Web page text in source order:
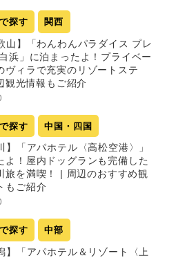
探す 関西
山】「わんわんパラダイス プレ
浜」に泊まったよ！プライベー
ヴィラで充実のリゾートステ
観光情報もご紹介
探す 中国・四国
】「アパホテル〈高松空港〉」
よ！屋内ドッグランも完備した
旅を満喫！ | 周辺のおすすめ観
もご紹介
探す 中部
】「アパホテル＆リゾート〈上